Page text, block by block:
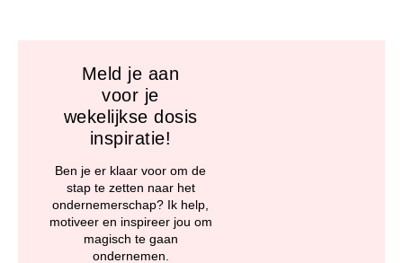
Meld je aan
voor je
wekelijkse dosis
inspiratie!
Ben je er klaar voor om de
stap te zetten naar het
ondernemerschap? Ik help,
motiveer en inspireer jou om
magisch te gaan
ondernemen.